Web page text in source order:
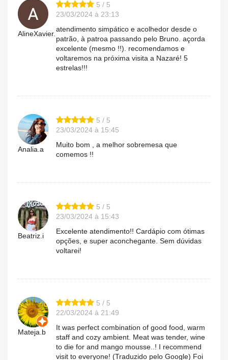
AlineXavier.
5 / 5
23/03/2024 à 23:13
atendimento simpático e acolhedor desde o
patrão, à patroa passando pelo Bruno. açorda
excelente (mesmo !!). recomendamos e
voltaremos na próxima visita a Nazaré! 5
estrelas!!!
Analia.a
5 / 5
23/03/2024 à 15:45
Muito bom , a melhor sobremesa que
comemos !!
Beatriz.i
5 / 5
23/03/2024 à 15:43
Excelente atendimento!! Cardápio com ótimas
opções, e super aconchegante. Sem dúvidas
voltarei!
Mateja.b
5 / 5
22/03/2024 à 21:49
It was perfect combination of good food, warm
staff and cozy ambient. Meat was tender, wine
to die for and mango mousse..! I recommend
visit to everyone! (Traduzido pelo Google) Foi